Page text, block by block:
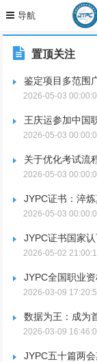
置顶关注
鉴定项目多范围
2026-05-03
王庆运参加中国
2026-05-03
关于优化考试流
2026-05-03
JYPC证书：淬
2026-05-03
JYPC证书国家
2026-05-02
JYPC全国职业
2026-03-09
数据为王：成为
2026-03-09
JYPC五十篇两